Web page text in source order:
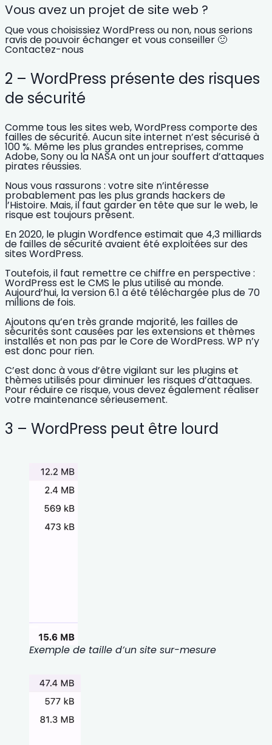
Vous avez un projet de site web ?
Que vous choisissiez WordPress ou non, nous serions
ravis de pouvoir échanger et vous conseiller 🙂
Contactez-nous
2 – WordPress présente des risques
de sécurité
Comme tous les sites web, WordPress comporte des
failles de sécurité. Aucun site internet n’est sécurisé à
100 %. Même les plus grandes entreprises, comme
Adobe, Sony ou la NASA ont un jour souffert d’attaques
pirates réussies.
Nous vous rassurons : votre site n’intéresse
probablement pas les plus grands hackers de
l’Histoire. Mais, il faut garder en tête que sur le web, le
risque est toujours présent.
En 2020, le plugin Wordfence estimait que 4,3 milliards
de failles de sécurité avaient été exploitées sur des
sites WordPress.
Toutefois, il faut remettre ce chiffre en perspective :
WordPress est le CMS le plus utilisé au monde.
Aujourd’hui, la version 6.1 a été téléchargée plus de 70
millions de fois.
Ajoutons qu’en très grande majorité, les failles de
sécurités sont causées par les extensions et thèmes
installés et non pas par le Core de WordPress. WP n’y
est donc pour rien.
C’est donc à vous d’être vigilant sur les plugins et
thèmes utilisés pourdiminuer les risques d’attaques.
Pour réduire ce risque, vous devez également réaliser
votre maintenance sérieusement.
3 – WordPress peut être lourd
Exemple de taille d’un site sur-mesure